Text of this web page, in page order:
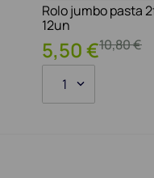
Rolo jumbo pasta
12un
10,80€
5,50€
1